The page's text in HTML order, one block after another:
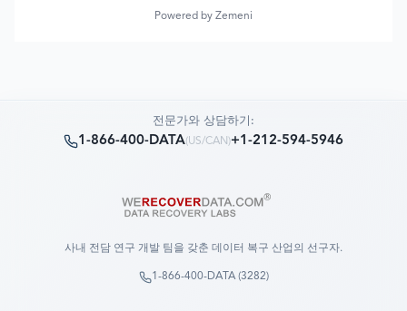
Powered by Zemeni
전문가와 상담하기:
1-866-400-DATA(US/CAN )+1-212-594-5946
사내 전담 연구 개발 팀을 갖춘 데이터 복구 산업의 선구자.
1-866-400-DATA (3282)